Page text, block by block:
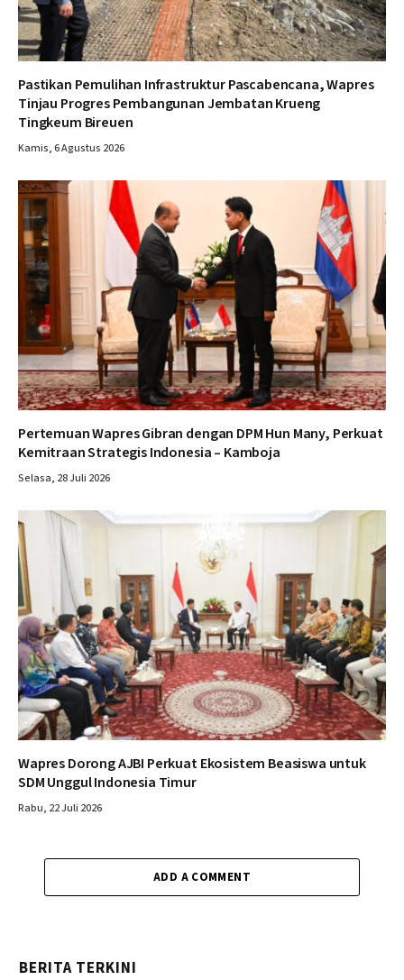
Pastikan Pemulihan Infrastruktur Pascabencana, Wapres
Tinjau Progres Pembangunan Jembatan Krueng
Tingkeum Bireuen
Kamis, 6 Agustus 2026
Pertemuan Wapres Gibran dengan DPM Hun Many, Perkuat
Kemitraan Strategis Indonesia – Kamboja
Selasa, 28 Juli 2026
Wapres Dorong AJBI Perkuat Ekosistem Beasiswa untuk
SDM Unggul Indonesia Timur
Rabu, 22 Juli 2026
ADD A COMMENT
BERITA TERKINI